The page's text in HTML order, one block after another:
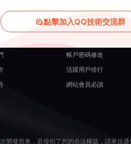
在線開通會員
源碼投稿發布
帳戶密碼修改
活躍用戶排行
網站會員必讀
開發而來，若侵犯了您的合法權益，請來信
點擊加入QQ技術交流群